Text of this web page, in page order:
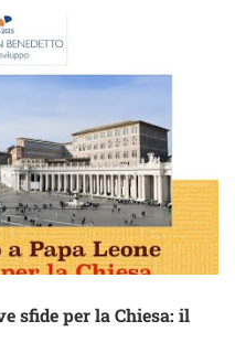
sfide per la Chiesa: il